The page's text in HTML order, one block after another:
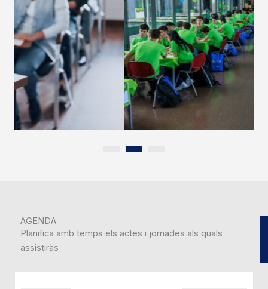
La marató d'enginy per (re) inventar el futur
ENGIHACK2026
AGENDA
Planifica amb temps els actes i jornades als quals
assistiràs